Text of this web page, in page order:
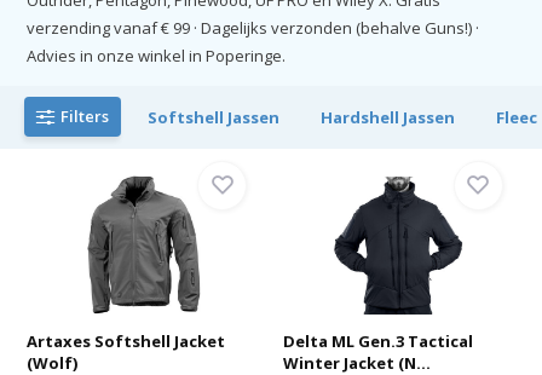
verzending vanaf € 99 · Dagelijks verzonden (behalve Guns!) ·
Advies in onze winkel in Poperinge.
Filters Softshell Jassen Hardshell Jassen
Artaxes Softshell Jacket
(Wolf)
Delta ML Gen.3 Tactical
Winter Jacket (N...